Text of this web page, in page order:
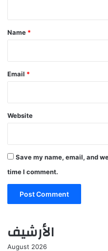
*
Name *
Email *
Website
Save my name, email, and
time I comment.
الأرشيف
August 2026